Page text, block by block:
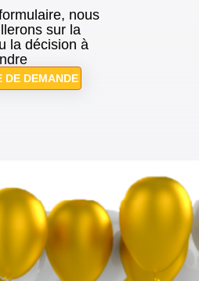
nous
sur la
la décision à
DE DEMANDE